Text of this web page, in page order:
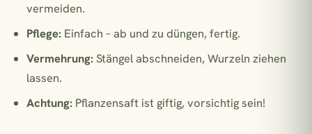
vermeiden.
Pflege: Einfach – ab und zu düngen, fertig.
Vermehrung: Stängel abschneiden, Wurzeln ziehen
lassen.
Achtung: Pflanzensaft ist giftig, vorsichtig sein!